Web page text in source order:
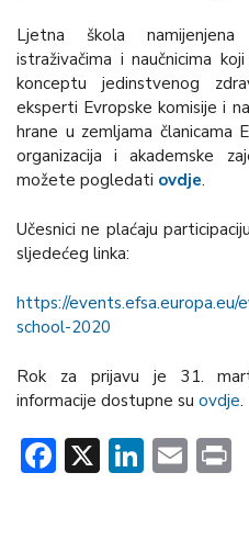
Ljetna škola
istraživačima i naučnicima
konceptu jedinstvenog
eksperti Evropske komisije i
hrane u zemljama članicama
organizacija i akademske
možete pogledati ovdje.
Učesnici ne plaćaju
sljedećeg linka:
https://events.efsa.europa.eu/
school-2020
Rok za prijavu je 31.
informacije dostupne su ovdje.
Facebook
X